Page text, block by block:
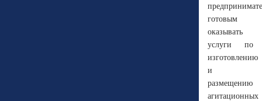
готовым
оказывать
услуги по
изготовлению
и
размещению
агитационных